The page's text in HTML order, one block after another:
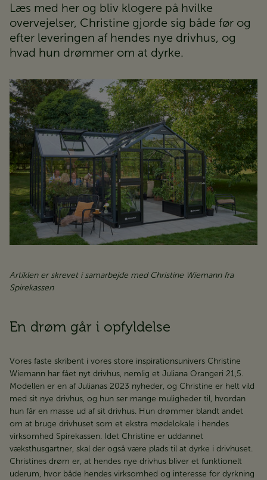
Læs med her og bliv klogere på hvilke
overvejelser, Christine gjorde sig både før og
efter leveringen af hendes nye drivhus, og
hvad hun drømmer om at dyrke.
Artiklen er skrevet i samarbejde med Christine Wiemann fra
Spirekassen
En drøm går i opfyldelse ​​​​​​​
Vores faste skribent i vores store inspirationsunivers Christine
Wiemann har fået nyt drivhus, nemlig et Juliana Orangeri 21,5.
Modellen er en af Julianas 2023 nyheder, og Christine er helt vild
med sit nye drivhus, og hun ser mange muligheder til, hvordan
hun får en masse ud af sit drivhus. Hun drømmer blandt andet
om at bruge drivhuset som et ekstra mødelokale i hendes
virksomhed Spirekassen. Idet Christine er uddannet
væksthusgartner, skal der også være plads til at dyrke i drivhuset.
Christines drøm er, at hendes nye drivhus bliver et funktionelt
uderum, hvor både hendes virksomhed og interesse for dyrkning